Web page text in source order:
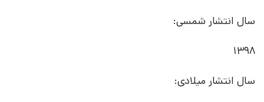
سال انتشار شمسی:
1398
سال انتشار میلادی: